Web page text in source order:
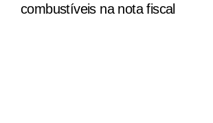
combustíveis na nota fiscal